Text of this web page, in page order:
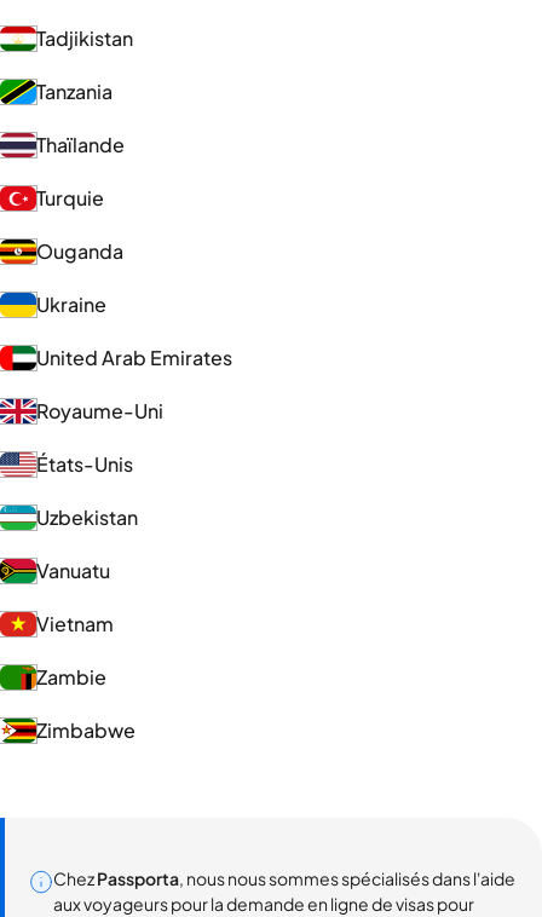
Tadjikistan
Tanzania
Thaïlande
Turquie
Ouganda
Ukraine
United Arab Emirates
Royaume-Uni
États-Unis
Uzbekistan
Vanuatu
Vietnam
Zambie
Zimbabwe
ChezPassporta, nous nous sommes spécialisés dans l'aide
aux voyageurs pour la demande en ligne de visas pour